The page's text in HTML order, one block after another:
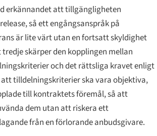
erkännandet att tillgängligheten
så ett engångsanspråk på
är lite värt utan en fortsatt skyldighet
skärper den kopplingen mellan
och det rättsliga kravet enligt
tilldelningskriterier ska vara objektiva,
till kontraktets föremål, så att
dem utan att riskera ett
från en förlorande anbudsgivare.